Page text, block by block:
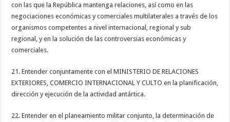
con las que la República mantenga relaciones, así como en las
negociaciones económicas y comerciales multilaterales a través de los
organismos competentes a nivel internacional, regional y sub
regional, y en la solución de las controversias económicas y
comerciales.
21. Entender conjuntamente con el MINISTERIO DE RELACIONES
EXTERIORES, COMERCIO INTERNACIONAL Y CULTO en la planificación,
dirección y ejecución de la actividad antártica.
22. Entender en el planeamiento militar conjunto, la determinación de